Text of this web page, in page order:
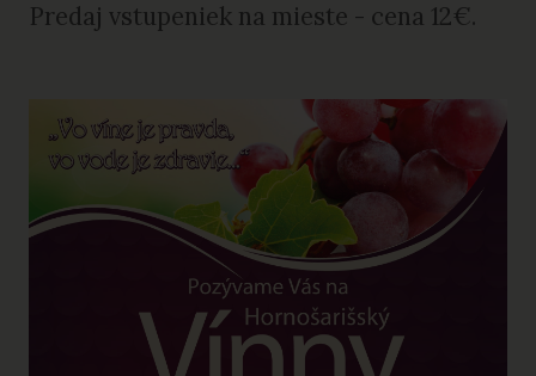
Predaj vstupeniek na mieste - cena 12€.